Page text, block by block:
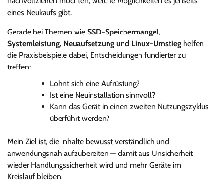
eines Neukaufs gibt.
Gerade bei Themen wie SSD-Speichermangel,
Systemleistung, Neuaufsetzung und Linux-Umstieg helfen
die Praxisbeispiele dabei, Entscheidungen fundierter zu
treffen:
Lohnt sich eine Aufrüstung?
Ist eine Neuinstallation sinnvoll?
Kann das Gerät in einen zweiten Nutzungszyklus
überführt werden?
Mein Ziel ist, die Inhalte bewusst verständlich und
anwendungsnah aufzubereiten — damit aus Unsicherheit
wieder Handlungssicherheit wird und mehr Geräte im
Kreislauf bleiben.